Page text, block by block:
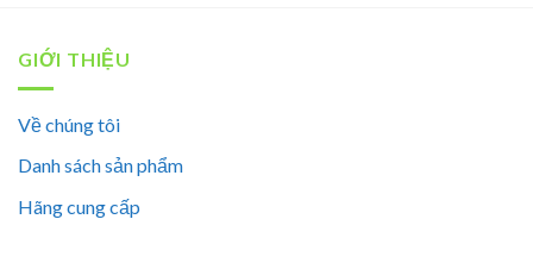
GIỚI THIỆU
Về chúng tôi
Danh sách sản phẩm
Hãng cung cấp